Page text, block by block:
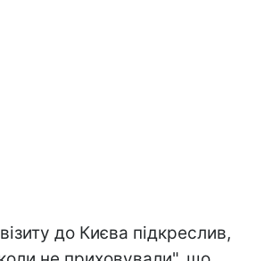
до Києва підкреслив,